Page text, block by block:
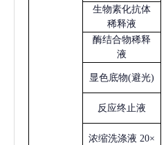
生物素化抗体
稀释液
酶结合物稀释
液
显色底物(避光)
反应终止液
浓缩洗涤液 20×